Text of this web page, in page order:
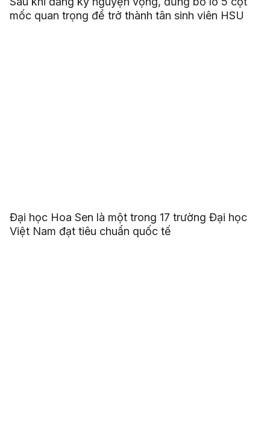
mốc quan trọng để trở thành tân sinh viên HSU
Đại học Hoa Sen là một trong 17 trường Đại học
Việt Nam đạt tiêu chuẩn quốc tế